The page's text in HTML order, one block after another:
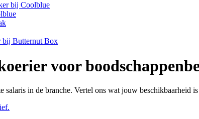
bij Coolblue
bij Butternut Box
voor
salaris in de branche. Vertel ons wat jouw